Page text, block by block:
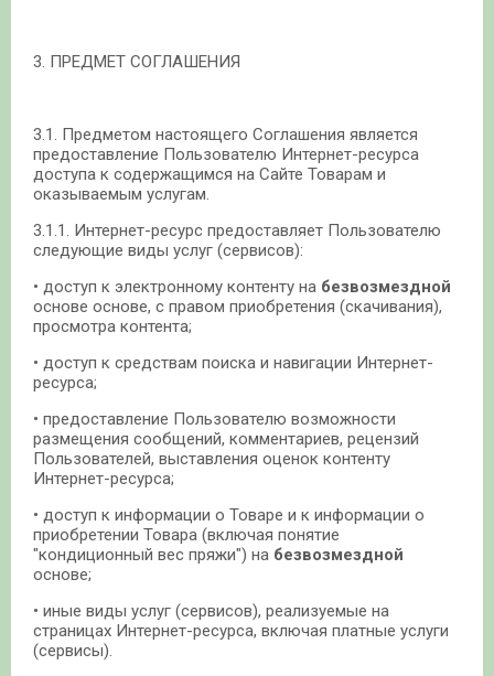
3. ПРЕДМЕТ СОГЛАШЕНИЯ
3.1. Предметом настоящего Соглашения является
предоставление Пользователю Интернет-ресурса
доступа к содержащимся на Сайте Товарам и
оказываемым услугам.
3.1.1. Интернет-ресурс предоставляет Пользователю
следующие виды услуг (сервисов):
• доступ к электронному контенту на безвозмездной
основе основе, с правом приобретения (скачивания),
просмотра контента;
• доступ к средствам поиска и навигации Интернет-
ресурса;
• предоставление Пользователю возможности
размещения сообщений, комментариев, рецензий
Пользователей, выставления оценок контенту
Интернет-ресурса;
• доступ к информации о Товаре и к информации о
приобретении Товара (включая понятие
"кондиционный вес пряжи") на безвозмездной
основе;
• иные виды услуг (сервисов), реализуемые на
страницах Интернет-ресурса, включая платные услуги
(сервисы).